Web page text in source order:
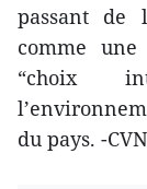
passant de
comme
“choix
du pays. -